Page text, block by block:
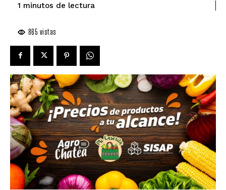
1 minutos de lectura
865 vistas